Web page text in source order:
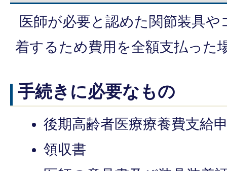
医師が必要と認めた関節装具
着するため費用を全額支払った
手続きに必要なもの
後期高齢者医療療養費支給
領収書